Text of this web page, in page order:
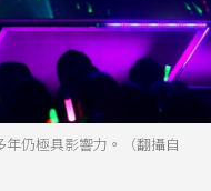
年仍極具影響力。（翻攝自